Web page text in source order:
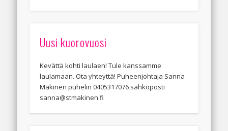
Uusi kuorovuosi
Kevättä kohti laulaen! Tule kanssamme
laulamaan. Ota yhteyttä! Puheenjohtaja Sanna
Mäkinen puhelin 0405317076 sähköposti
sanna@stmakinen.fi